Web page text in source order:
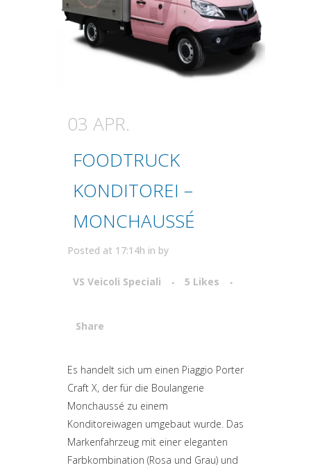
03 APR.
FOODTRUCK
KONDITOREI –
MONCHAUSSÉ
Posted at 17:14h in by
VS Veicoli Speciali 5 Likes
Share
Attiva comando
Es handelt sich um einen Piaggio Porter
Craft X, der für die Boulangerie
Monchaussé zu einem
Konditoreiwagen umgebaut wurde. Das
Markenfahrzeug mit einer eleganten
Farbkombination (Rosa und Grau) und